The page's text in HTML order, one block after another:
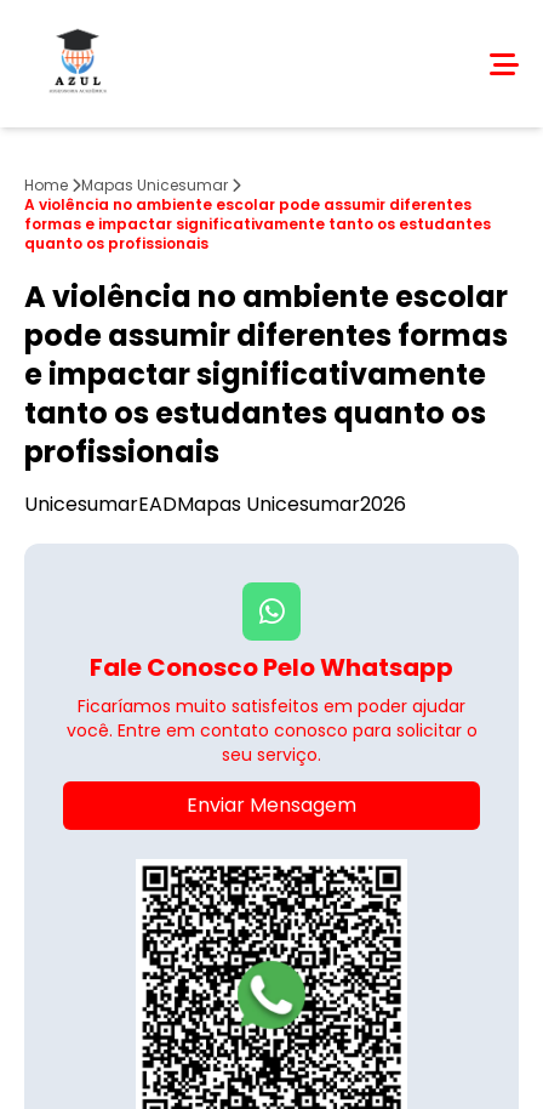
Home
Mapas Unicesumar
A violência no ambiente escolar pode assumir diferentes
formas e impactar significativamente tanto os estudantes
quanto os profissionais
A violência no ambiente escolar
pode assumir diferentes formas
e impactar significativamente
tanto os estudantes quanto os
profissionais
UnicesumarEADMapas Unicesumar2026
Fale Conosco Pelo Whatsapp
Ficaríamos muito satisfeitos em poder ajudar
você. Entre em contato conosco para solicitar o
seu serviço.
Enviar Mensagem